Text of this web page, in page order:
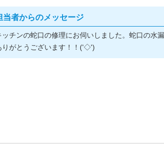
当者からのメッセージ
ッチンの蛇口の修理にお伺いしました。蛇口の水
りがとうございます！！('◇')ゞ